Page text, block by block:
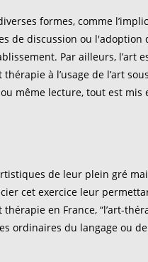
formes, comme
de discussion ou
Par ailleurs, l’art
à l’usage de l’art
même lecture, tout est
de leur plein gré
cet exercice leur
thérapie en France, “l’art-
ordinaires du langage ou